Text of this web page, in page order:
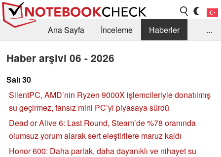
Ana Sayfa İnceleme
Haberler
...
Haber arşivi 06 - 2026
Salı 30
SilentPC, AMD’nin Ryzen 9000X işlemcileriyle donatılmış
su geçirmez, fansız mini PC’yi piyasaya sürdü
Dead or Alive 6: Last Round, Steam’de %78 oranında
olumsuz yorum alarak sert eleştirilere maruz kaldı
Honor 600: Daha parlak, daha dayanıklı ve nihayet su